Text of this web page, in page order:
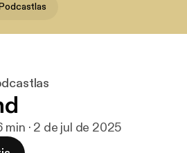
min · 2 de jul de 2025